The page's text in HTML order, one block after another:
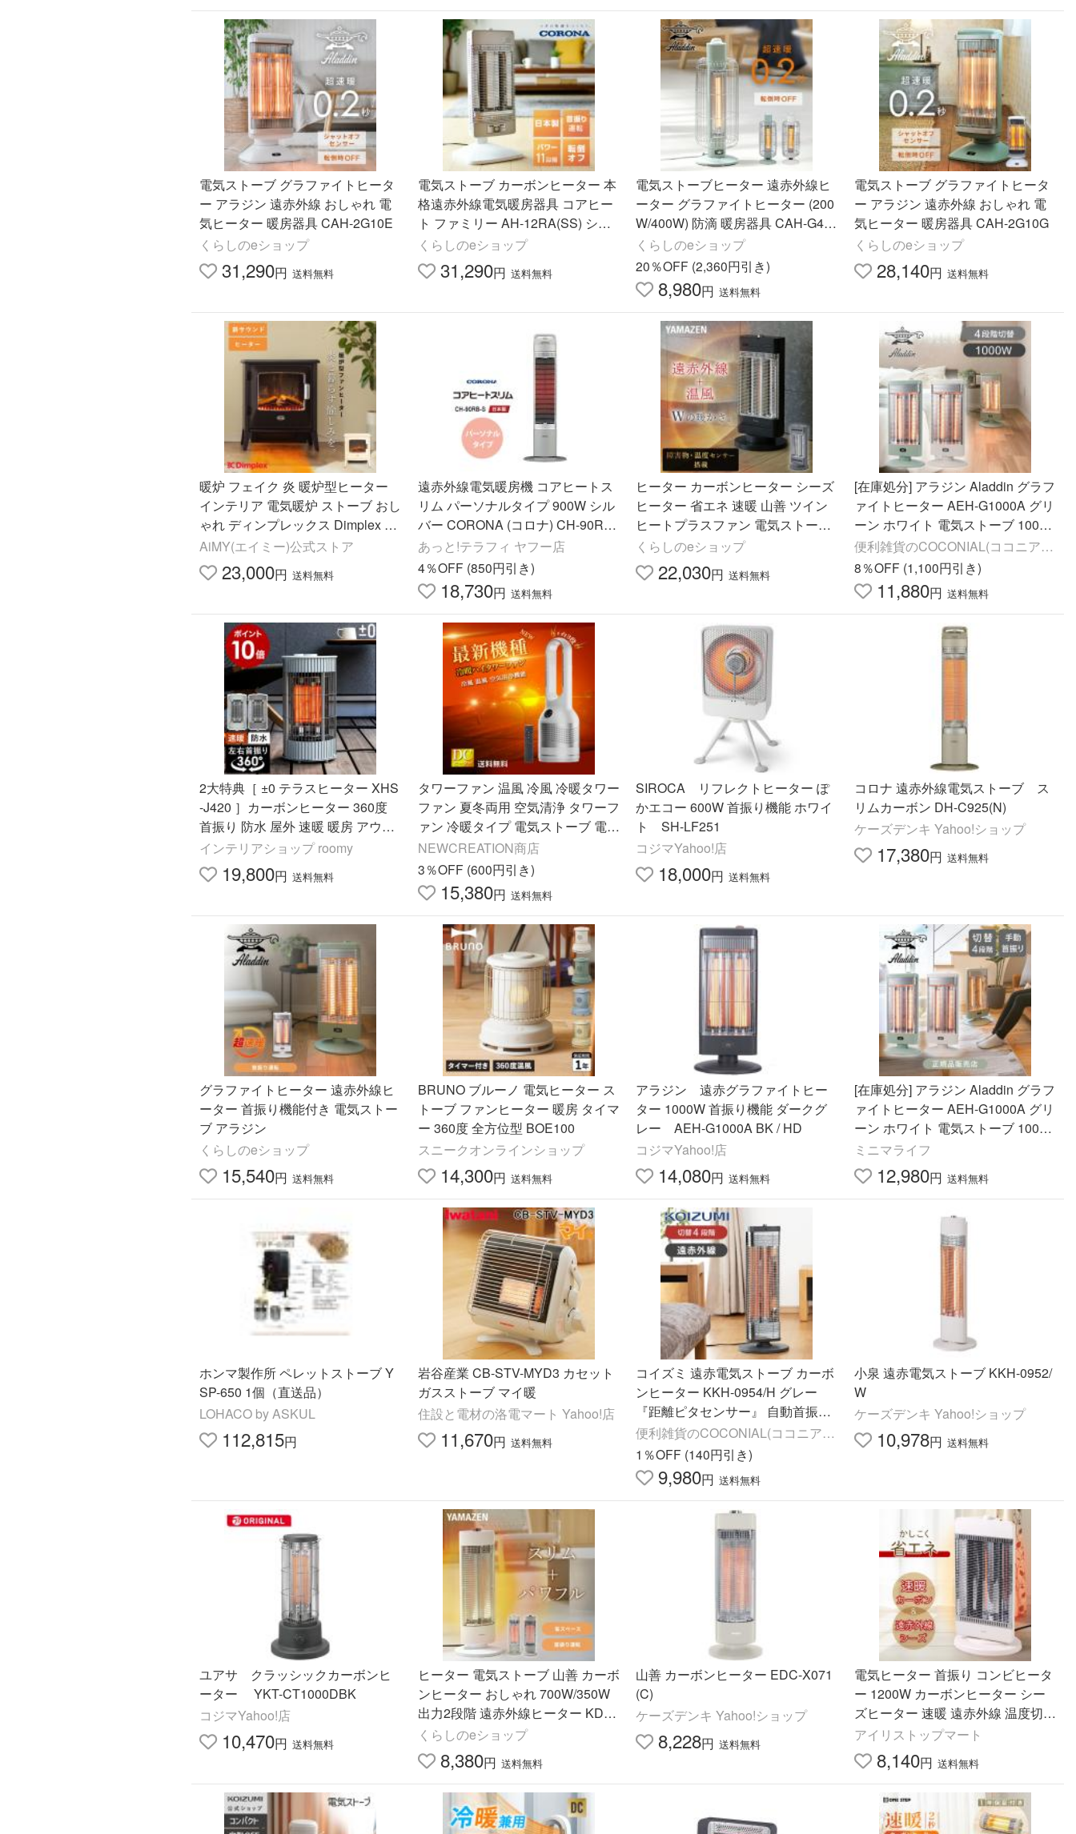
電気ストーブ グラファイトヒータ
ー アラジン 遠赤外線 おしゃれ 電
気ヒーター 暖房器具 CAH-2G10E
くらしのeショップ
31,290円 送料無料
電気ストーブ カーボンヒーター 本
格遠赤外線電気暖房器具 コアヒー
ト ファミリー AH-12RA(SS) シー
ズヒーター DH-1220R(SS) DH-12
21R(SS) 同等品 CORONA コロナ
くらしのeショップ
31,290円 送料無料
電気ストーブヒーター 遠赤外線ヒ
ーター グラファイトヒーター (200
W/400W) 防滴 暖房器具 CAH-G42
GF
くらしのeショップ
20％OFF (2,360円引き)
8,980円 送料無料
電気ストーブ グラファイトヒータ
ー アラジン 遠赤外線 おしゃれ 電
気ヒーター 暖房器具 CAH-2G10G
くらしのeショップ
28,140円 送料無料
暖炉 フェイク 炎 暖炉型ヒーター
インテリア 電気暖炉 ストーブ おし
ゃれ ディンプレックス Dimplex Lu
cia LUC312J
AiMY(エイミー)公式ストア
23,000円 送料無料
遠赤外線電気暖房機 コアヒートス
リム パーソナルタイプ 900W シル
バー CORONA (コロナ) CH-90RB-
S★
あっと!テラフィ ヤフー店
4％OFF (850円引き)
18,730円 送料無料
ヒーター カーボンヒーター シーズ
ヒーター 省エネ 速暖 山善 ツイン
ヒートプラスファン 電気ストーブ
DBC-SVM12(AB)/EDBC-SVM121
(H)
くらしのeショップ
22,030円 送料無料
[在庫処分] アラジン Aladdin グラフ
ァイトヒーター AEH-G1000A グリ
ーン ホワイト 電気ストーブ 1000
W おしゃれ ワイド照射 転倒OFF
電気暖房 ||||||||||
便利雑貨のCOCONIAL(ココニア
ル)
8％OFF (1,100円引き)
11,880円 送料無料
2大特典［ ±0 テラスヒーター XHS
-J420 ］カーボンヒーター 360度
首振り 防水 屋外 速暖 暖房 アウト
ドア テラス ベランダ 360° ストー
ブ プラスマイナスゼロ
インテリアショップ roomy
19,800円 送料無料
タワーファン 温風 冷風 冷暖タワー
ファン 夏冬両用 空気清浄 タワーフ
ァン 冷暖タイプ 電気ストーブ 電気
ヒーター 扇風機 羽なし 省エネ 首
振り 冷暖房
NEWCREATION商店
3％OFF (600円引き)
15,380円 送料無料
SIROCA リフレクトヒーター ぽ
かエコー 600W 首振り機能 ホワイ
ト SH-LF251
コジマYahoo!店
18,000円 送料無料
コロナ 遠赤外線電気ストーブ ス
リムカーボン DH-C925(N)
ケーズデンキ Yahoo!ショップ
17,380円 送料無料
グラファイトヒーター 遠赤外線ヒ
ーター 首振り機能付き 電気ストー
ブ アラジン
くらしのeショップ
15,540円 送料無料
BRUNO ブルーノ 電気ヒーター ス
トーブ ファンヒーター 暖房 タイマ
ー 360度 全方位型 BOE100
スニークオンラインショップ
14,300円 送料無料
アラジン 遠赤グラファイトヒー
ター 1000W 首振り機能 ダークグ
レー AEH-G1000A BK / HD
コジマYahoo!店
14,080円 送料無料
[在庫処分] アラジン Aladdin グラフ
ァイトヒーター AEH-G1000A グリ
ーン ホワイト 電気ストーブ 1000
W おしゃれ ワイド照射 転倒OFF
電気暖房 ||||||||||
ミニマライフ
12,980円 送料無料
ホンマ製作所 ペレットストーブ Y
SP-650 1個（直送品）
LOHACO by ASKUL
112,815円
岩谷産業 CB-STV-MYD3 カセット
ガスストーブ マイ暖
住設と電材の洛電マート Yahoo!店
11,670円 送料無料
コイズミ 遠赤電気ストーブ カーボ
ンヒーター KKH-0954/H グレー
『距離ピタセンサー』 自動首振り
切タイマー リビング おすすめ シン
プル 電気暖房 KKH0954H||
便利雑貨のCOCONIAL(ココニア
ル)
1％OFF (140円引き)
9,980円 送料無料
小泉 遠赤電気ストーブ KKH-0952/
W
ケーズデンキ Yahoo!ショップ
10,978円 送料無料
ユアサ クラッシックカーボンヒ
ーター YKT-CT1000DBK
コジマYahoo!店
10,470円 送料無料
ヒーター 電気ストーブ 山善 カーボ
ンヒーター おしゃれ 700W/350W
出力2段階 遠赤外線ヒーター KDC-
X07E/EDC-X071 スリムカーボン
ヒーター
くらしのeショップ
8,380円 送料無料
山善 カーボンヒーター EDC-X071
(C)
ケーズデンキ Yahoo!ショップ
8,228円 送料無料
電気ヒーター 首振り コンビヒータ
ー 1200W カーボンヒーター シー
ズヒーター 速暖 遠赤外線 温度切替
暖房 ヒーター 電気ストーブ ヒータ
ー ストーブ
アイリストップマート
8,140円 送料無料